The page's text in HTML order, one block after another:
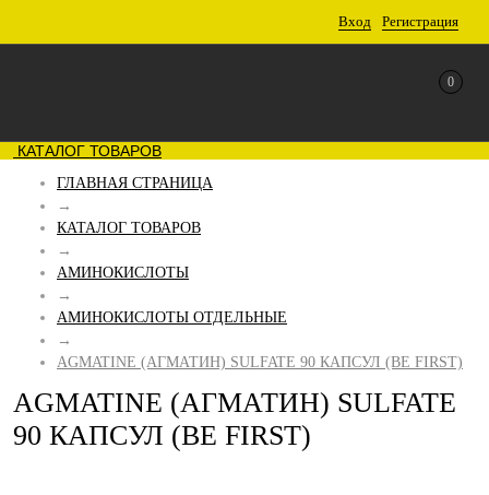
Вход Регистрация
0
КАТАЛОГ ТОВАРОВ
ГЛАВНАЯ СТРАНИЦА
→
КАТАЛОГ ТОВАРОВ
→
АМИНОКИСЛОТЫ
→
АМИНОКИСЛОТЫ ОТДЕЛЬНЫЕ
→
AGMATINE (АГМАТИН) SULFATE 90 КАПСУЛ (BE FIRST)
AGMATINE (АГМАТИН) SULFATE
90 КАПСУЛ (BE FIRST)